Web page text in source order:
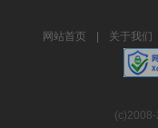
网站首页 关于我们